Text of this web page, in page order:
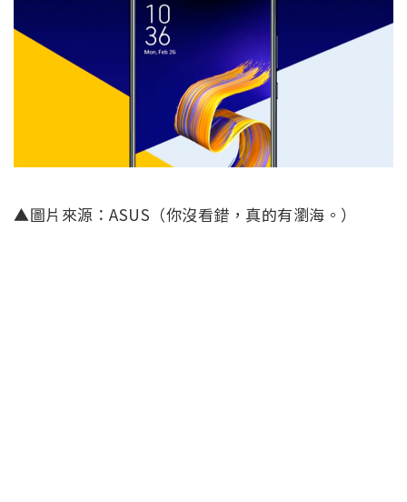
▲圖片來源：ASUS（你沒看錯，真的有瀏海。）